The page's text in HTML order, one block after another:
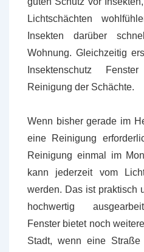
Lichtschächten
Insekten darüber
Wohnung. Gleichzeitig
Insektenschutz
Reinigung der Schächte.
Wenn bisher gerade im
eine Reinigung
Reinigung einmal im
kann jederzeit vom
werden. Das ist praktisch
hochwertig
Fenster bietet noch
Stadt, wenn eine